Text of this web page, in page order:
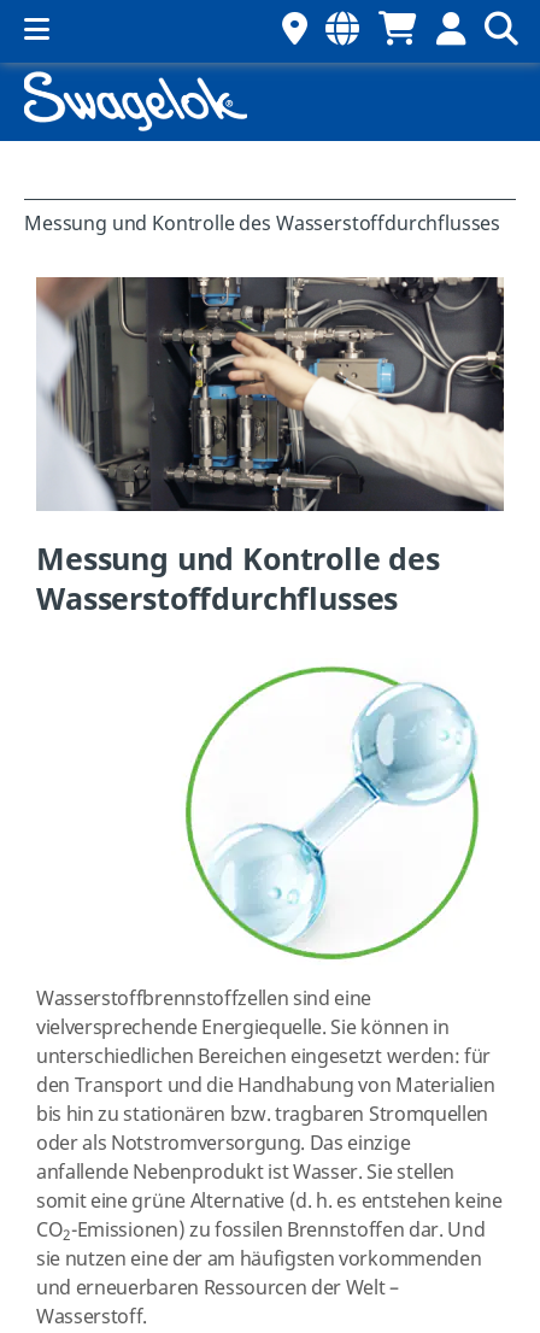
Messung und Kontrolle des Wasserstoffdurchflusses
Messung und Kontrolle des
Wasserstoffdurchflusses
Wasserstoffbrennstoffzellen sind eine
vielversprechende Energiequelle. Sie können in
unterschiedlichen Bereichen eingesetzt werden: für
den Transport und die Handhabung von Materialien
bis hin zu stationären bzw. tragbaren Stromquellen
oder als Notstromversorgung. Das einzige
anfallende Nebenprodukt ist Wasser. Sie stellen
somit eine grüne Alternative (d. h. es entstehen keine
CO2-Emissionen) zu fossilen Brennstoffen dar. Und
sie nutzen eine der am häufigsten vorkommenden
und erneuerbaren Ressourcen der Welt –
Wasserstoff.